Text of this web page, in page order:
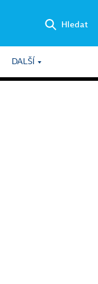
Hledat
DALŠÍ